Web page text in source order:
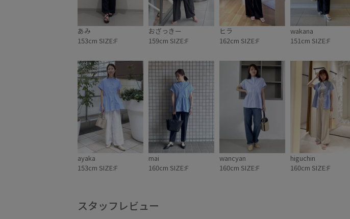
あみ
153cm SIZE:F
おざっきー
159cm SIZE:F
ヒラ
162cm SIZE:F
wakana
151cm SIZE:F
ayaka
153cm SIZE:F
mai
160cm SIZE:F
wancyan
160cm SIZE:F
higuchin
160cm SIZE:F
スタッフレビュー